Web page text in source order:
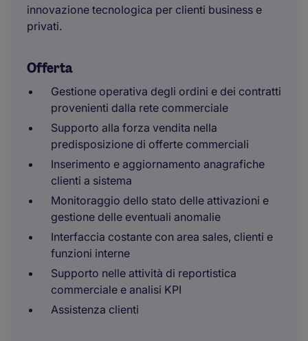
innovazione tecnologica per clienti business e
privati.
Offerta
Gestione operativa degli ordini e dei contratti
provenienti dalla rete commerciale
Supporto alla forza vendita nella
predisposizione di offerte commerciali
Inserimento e aggiornamento anagrafiche
clienti a sistema
Monitoraggio dello stato delle attivazioni e
gestione delle eventuali anomalie
Interfaccia costante con area sales, clienti e
funzioni interne
Supporto nelle attività di reportistica
commerciale e analisi KPI
Assistenza clienti